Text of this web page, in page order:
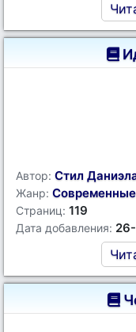
Автор: Стил
Жанр:
Страниц: 119
Дата добавления: